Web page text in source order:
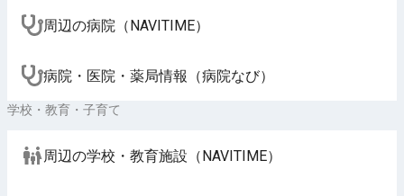
周辺の病院（NAVITIME）
病院・医院・薬局情報（病院なび）
学校・教育・子育て
周辺の学校・教育施設（NAVITIME）